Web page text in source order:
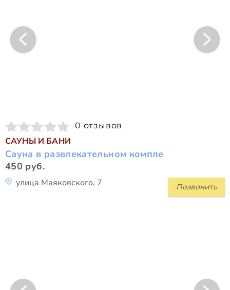
0 отзывов
САУНЫ И БАНИ
Сауна в развлекательном компле
450 руб.
Позвонить
улица Маяковского, 7